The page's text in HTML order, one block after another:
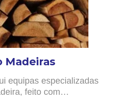
Madeiras
equipas especializadas
feito com…